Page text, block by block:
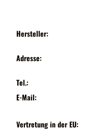
Hersteller:
Adresse:
Tel.:
E-Mail:
Vertretung in der EU: